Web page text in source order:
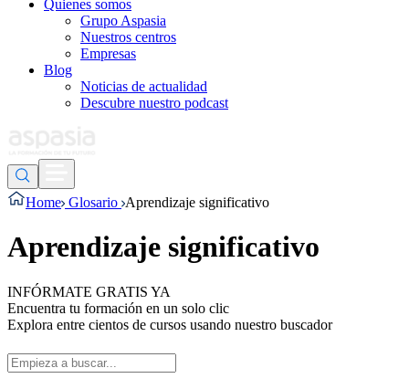
Quienes somos
Grupo Aspasia
Nuestros centros
Empresas
Blog
Noticias de actualidad
Descubre nuestro podcast
Home Glosario Aprendizaje significativo
Aprendizaje significativo
INFÓRMATE GRATIS YA
Encuentra tu formación en un solo clic
Explora entre cientos de cursos usando nuestro buscador